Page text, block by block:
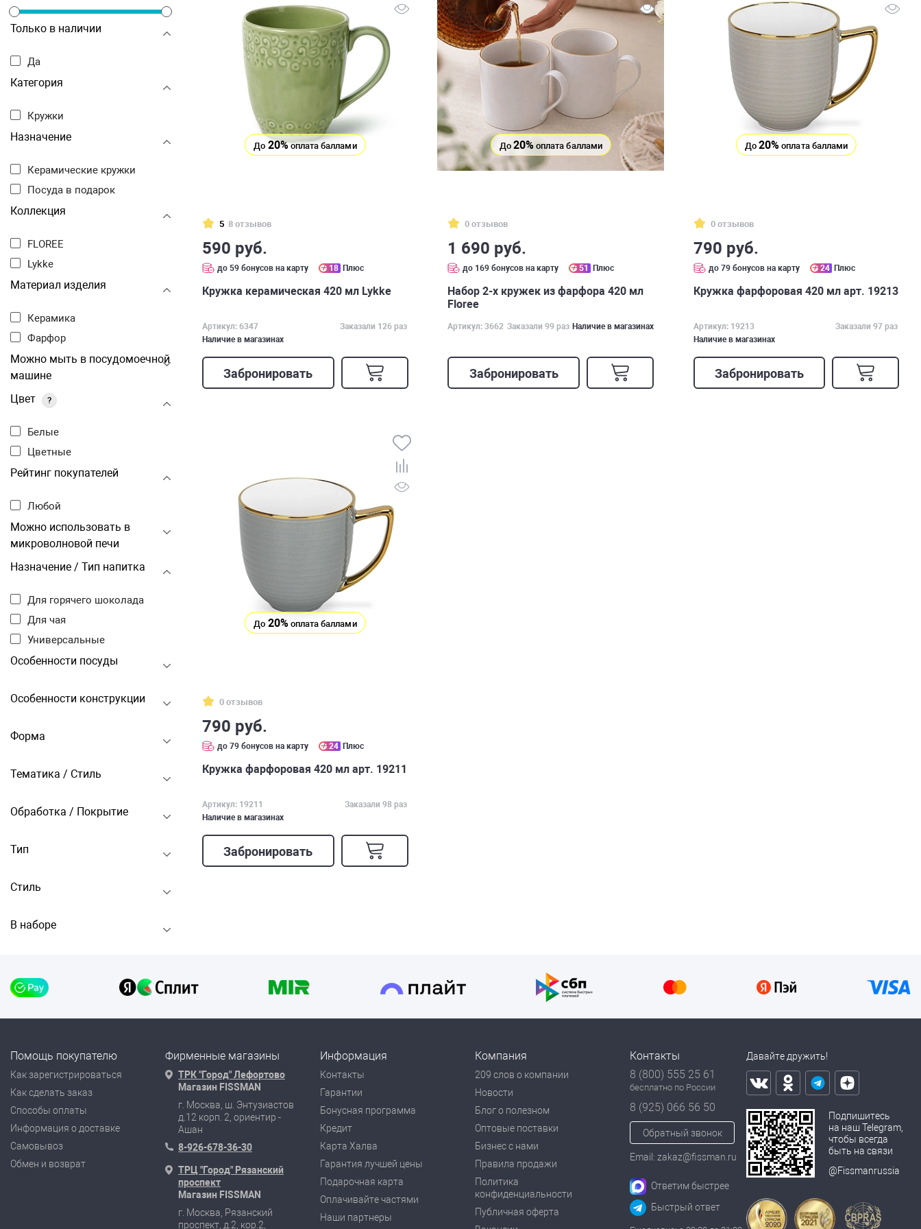
Только в наличии
Да
Категория
Кружки
Назначение
Керамические кружки
Посуда в подарок
Коллекция
FLOREE
Lykke
Материал изделия
Керамика
Фарфор
Можно мыть в посудомоечной
машине
Цвет
?
Белые
Цветные
Рейтинг покупателей
Любой
Можно использовать в
микроволновой печи
Назначение / Тип напитка
Для горячего шоколада
Для чая
Универсальные
Особенности посуды
Особенности конструкции
Форма
Тематика / Стиль
Обработка / Покрытие
Тип
Стиль
В наборе
До 20%оплата баллами
5 8 отзывов
590 руб.
до 59 бонусов на карту 18 Плюс
Кружка керамическая 420 мл Lykke
Артикул: 6347
Заказали 126 раз
Наличие в магазинах
Забронировать
До 20%оплата баллами
0 отзывов
1 690 руб.
до 169 бонусов на карту 51 Плюс
Набор 2-х кружек из фарфора 420 мл
Floree
Артикул: 3662 Заказали 99 раз Наличие в магазинах
Забронировать
До20% оплата баллами
0 отзывов
790 руб.
до 79 бонусов на карту 24 Плюс
Кружка фарфоровая 420 мл арт. 19213
Артикул: 19213
Заказали 97 раз
Наличие в магазинах
Забронировать
До 20% оплата баллами
0 отзывов
790 руб.
до 79 бонусов на карту 24 Плюс
Кружка фарфоровая 420 мл арт. 19211
Артикул: 19211
Заказали 98 раз
Наличие в магазинах
Забронировать
Помощь покупателю
Как зарегистрироваться
Как сделать заказ
Способы оплаты
Информация о доставке
Самовывоз
Обмен и возврат
Фирменные магазины
ТРК "Город" Лефортово
Магазин FISSMAN
г. Москва, ш. Энтузиастов
д.12 корп. 2, ориентир -
Ашан
8-926-678-36-30
ТРЦ "Город" Рязанский
проспект
Магазин FISSMAN
г. Москва, Рязанский
проспект, д.2, кор.2,
Информация
Контакты
Гарантии
Бонусная программа
Кредит
Карта Халва
Гарантия лучшей цены
Подарочная карта
Оплачивайте частями
Наши партнеры
Компания
209 слов о компании
Новости
Блог о полезном
Оптовые поставки
Бизнес с нами
Правила продажи
Политика
конфиденциальности
Публичная оферта
Контакты
8 (800) 555 25 61
бесплатно по России
8 (925) 066 56 50
Обратный звонок
Email: zakaz@fissman.ru
Ответим быстрее
Быстрый ответ
Давайте дружить!
Подпишитесь
на наш Telegram,
чтобы всегда
быть на связи
@Fissmanrussia